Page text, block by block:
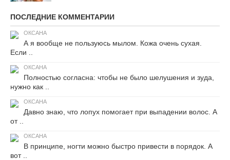
ПОСЛЕДНИЕ КОММЕНТАРИИ
ОКСАНА
А я вообще не пользуюсь мылом. Кожа очень сухая.
Если ..
ОКСАНА
Полностью согласна: чтобы не было шелушения и зуда,
нужно как ..
ОКСАНА
Давно знаю, что лопух помогает при выпадении волос. А
от ..
ОКСАНА
В принципе, ногти можно быстро привести в порядок. А
вот ..